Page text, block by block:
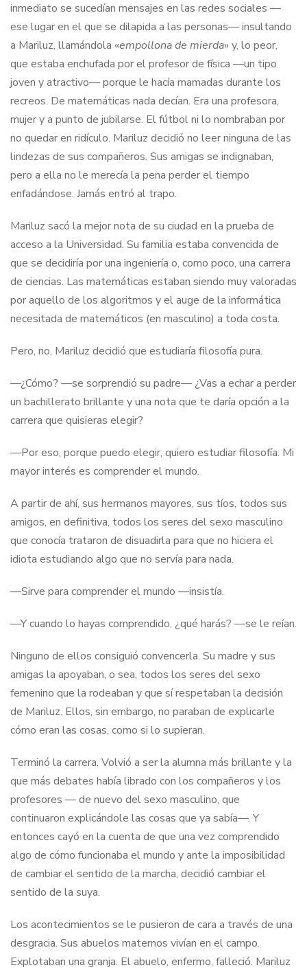
inmediato se sucedían mensajes en las redes sociales —
ese lugar en el que se dilapida a las personas— insultando
a Mariluz, llamándola «empollona de mierda» y, lo peor,
que estaba enchufada por el profesor de física —un tipo
joven y atractivo— porque le hacía mamadas durante los
recreos. De matemáticas nada decían. Era una profesora,
mujer y a punto de jubilarse. El fútbol ni lo nombraban por
no quedar en ridículo. Mariluz decidió no leer ninguna de las
lindezas de sus compañeros. Sus amigas se indignaban,
pero a ella no le merecía la pena perder el tiempo
enfadándose. Jamás entró al trapo.
Mariluz sacó la mejor nota de su ciudad en la prueba de
acceso a la Universidad. Su familia estaba convencida de
que se decidiría por una ingeniería o, como poco, una carrera
de ciencias. Las matemáticas estaban siendo muy valoradas
por aquello de los algoritmos y el auge de la informática
necesitada de matemáticos (en masculino) a toda costa.
Pero, no. Mariluz decidió que estudiaría filosofía pura.
—¿Cómo? —se sorprendió su padre— ¿Vas a echar a perder
un bachillerato brillante y una nota que te daría opción a la
carrera que quisieras elegir?
—Por eso, porque puedo elegir, quiero estudiar filosofía. Mi
mayor interés es comprender el mundo.
A partir de ahí, sus hermanos mayores, sus tíos, todos sus
amigos, en definitiva, todos los seres del sexo masculino
que conocía trataron de disuadirla para que no hiciera el
idiota estudiando algo que no servía para nada.
—Sirve para comprender el mundo —insistía.
—Y cuando lo hayas comprendido, ¿qué harás? —se le reían.
Ninguno de ellos consiguió convencerla. Su madre y sus
amigas la apoyaban, o sea, todos los seres del sexo
femenino que la rodeaban y que sí respetaban la decisión
de Mariluz. Ellos, sin embargo, no paraban de explicarle
cómo eran las cosas, como si lo supieran.
Terminó la carrera. Volvió a ser la alumna más brillante y la
que más debates había librado con los compañeros y los
profesores — de nuevo del sexo masculino, que
continuaron explicándole las cosas que ya sabía—. Y
entonces cayó en la cuenta de que una vez comprendido
algo de cómo funcionaba el mundo y ante la imposibilidad
de cambiar el sentido de la marcha, decidió cambiar el
sentido de la suya.
Los acontecimientos se le pusieron de cara a través de una
desgracia. Sus abuelos maternos vivían en el campo.
Explotaban una granja. El abuelo, enfermo, falleció. Mariluz